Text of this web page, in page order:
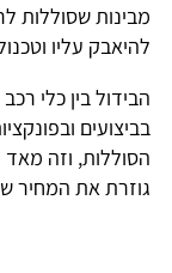
מבינות שסוללות
להיאבק עליו
הבידול בין כלי
בביצועים
הסוללות, וזה
גוזרת את המחיר